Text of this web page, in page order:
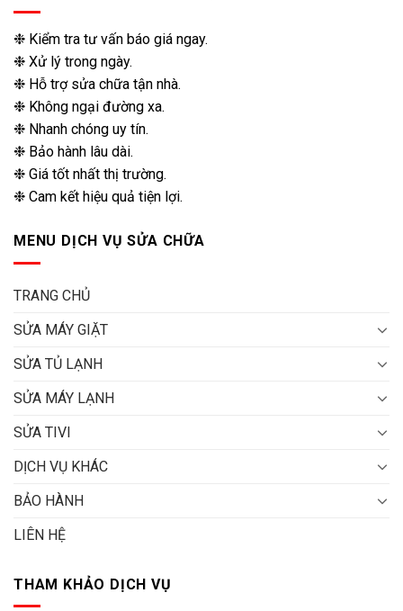
❉ Kiểm tra tư vấn báo giá ngay.
❉ Xử lý trong ngày.
❉ Hỗ trợ sửa chữa tận nhà.
❉ Không ngại đường xa.
❉ Nhanh chóng uy tín.
❉ Bảo hành lâu dài.
❉ Giá tốt nhất thị trường.
❉ Cam kết hiệu quả tiện lợi.
MENU DỊCH VỤ SỬA CHỮA
TRANG CHỦ
SỬA MÁY GIẶT
SỬA TỦ LẠNH
SỬA MÁY LẠNH
SỬA TIVI
DỊCH VỤ KHÁC
BẢO HÀNH
LIÊN HỆ
THAM KHẢO DỊCH VỤ